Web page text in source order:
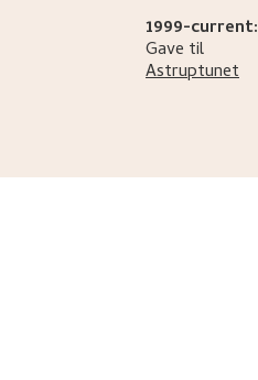
1999-current:
Gave til
Astruptunet